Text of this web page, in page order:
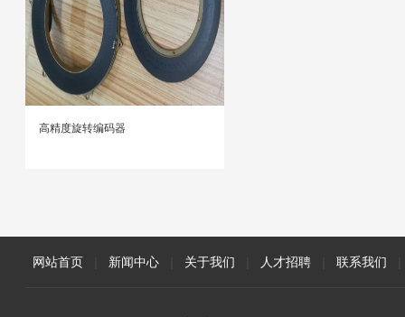
高精度旋转编码器
网站首页 新闻中心 关于我们 人才招聘 联系我们